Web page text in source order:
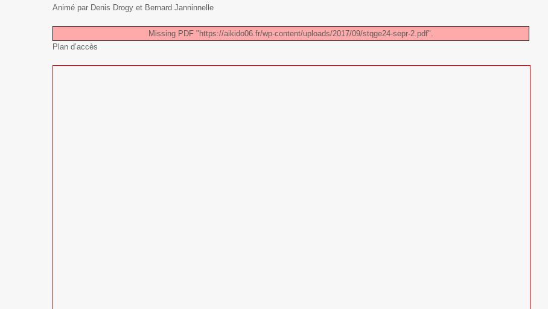
Animé par Denis Drogy et Bernard Janninnelle
Missing PDF "https://aikido06.fr/wp-content/uploads/2017/09/stqge24-sepr-2.pdf".
Plan d’accès